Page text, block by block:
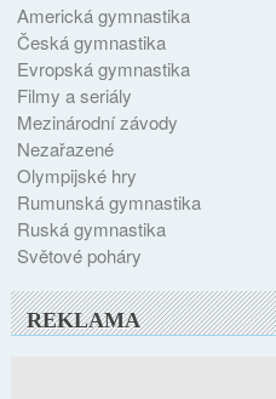
Americká gymnastika
Česká gymnastika
Evropská gymnastika
Filmy a seriály
Mezinárodní závody
Nezařazené
Olympijské hry
Rumunská gymnastika
Ruská gymnastika
Světové poháry
REKLAMA